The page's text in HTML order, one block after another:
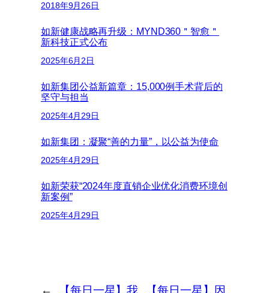
2018年9月26日
如新健康战略再升级：MYND360＂智愈＂
新科技正式公布
2025年6月2日
如新集团公益新篇章：15,000例手术背后的
坚守与担当
2025年4月29日
如新集团：凝聚“善的力量”，以公益为使命
2025年4月29日
如新荣获“2024年度直销企业优化消费环境创
新案例”
2025年4月29日
←
【每日一星】我
【每日一星】因